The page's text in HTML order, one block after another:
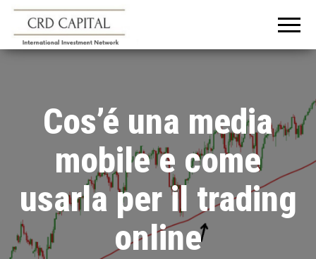
Cos’é una media
mobile e come
usarla per il trading
online